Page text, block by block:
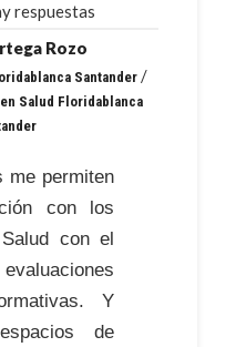
respuestas
Rozo
Santander/
Salud Floridablanca
me permiten
con los
con el
Y
de